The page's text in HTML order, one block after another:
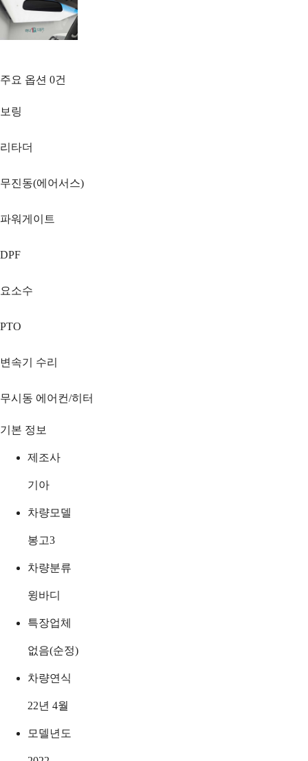
주요 옵션 0건
보링
리타더
무진동(에어서스)
파워게이트
DPF
요소수
PTO
변속기 수리
무시동 에어컨/히터
기본 정보
제조사
기아
차량모델
봉고3
차량분류
윙바디
특장업체
없음(순정)
차량연식
22년 4월
모델년도